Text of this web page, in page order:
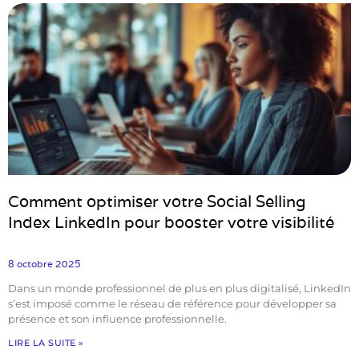
Comment optimiser votre Social Selling
Index LinkedIn pour booster votre visibilité
8 octobre 2025
Dans un monde professionnel de plus en plus digitalisé, LinkedIn
s’est imposé comme le réseau de référence pour développer sa
présence et son influence professionnelle.
LIRE LA SUITE »